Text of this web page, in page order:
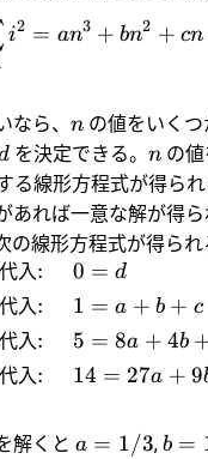
i2 = an3 + bn2 + cn
なら、 n の値をいく
を決定できる。 n の
る線形方程式が得ら
あれば一意な解が得
の線形方程式が得られ
入: 0 = d
入: 1 = a + b + c
入: 5 = 8a + 4b
入: 14 = 27a + 9
解くと a = 1/3, b =